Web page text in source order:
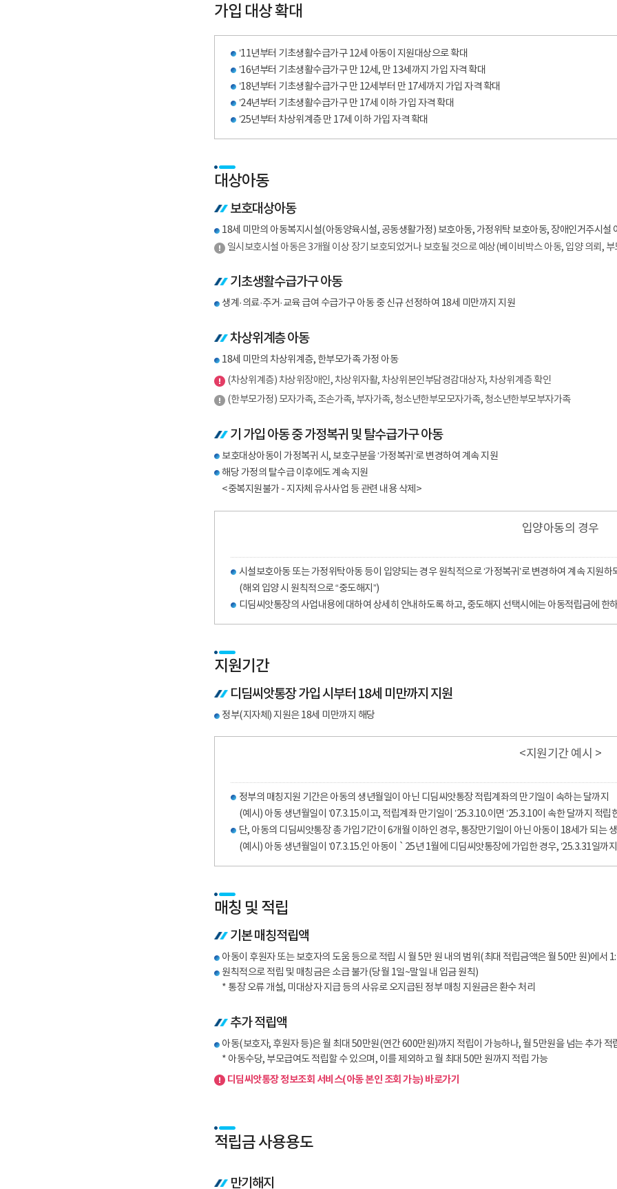
가입 대상 확대
’11년부터 기초생활수급가구 12세 아동이 지원대상으로 확대
’16년부터 기초생활수급가구 만 12세, 만 13세까지 가입 자격 확대
’18년부터 기초생활수급가구 만 12세부터 만 17세까지 가입 자격 확대
’24년부터 기초생활수급가구 만 17세 이하 가입 자격 확대
’25년부터 차상위계층 만 17세 이하 가입 자격 확대
대상아동
보호대상아동
18세 미만의 아동복지시설(아동양육시설, 공동생활가정) 보호아동, 가정위탁 보호아동, 장애인거주시설
일시보호시설 아동은 3개월 이상 장기 보호되었거나 보호될 것으로 예상(베이비박스 아동, 입양 의뢰,
기초생활수급가구 아동
생계·의료·주거·교육 급여 수급가구 아동 중 신규 선정하여 18세 미만까지 지원
차상위계층 아동
18세 미만의 차상위계층, 한부모가족 가정 아동
(차상위계층) 차상위장애인, 차상위자활, 차상위본인부담경감대상자, 차상위계층 확인
(한부모가정) 모자가족, 조손가족, 부자가족, 청소년한부모모자가족, 청소년한부모부자가족
기 가입 아동 중 가정복귀 및 탈수급가구 아동
보호대상아동이 가정복귀 시, 보호구분을 ʻ가정복귀ʼ로 변경하여 계속 지원
해당 가정의 탈수급 이후에도 계속 지원
<중복지원불가 - 지자체 유사사업 등 관련 내용 삭제>
입양아동의 경우
시설보호아동 또는 가정위탁아동 등이 입양되는 경우 원칙적으로 ‘가정복귀’로 변경하여 계속 지원하
(해외 입양 시 원칙적으로 “중도해지”)
디딤씨앗통장의 사업내용에 대하여 상세히 안내하도록 하고, 중도해지 선택시에는 아동적립금에 한
지원기간
디딤씨앗통장 가입 시부터 18세 미만까지 지원
정부(지자체) 지원은 18세 미만까지 해당
<지원기간 예시 >
정부의 매칭지원 기간은 아동의 생년월일이 아닌 디딤씨앗통장 적립계좌의 만기일이 속하는 달까지
(예시) 아동 생년월일이 ’07.3.15.이고, 적립계좌 만기일이 ’25.3.10.이면 ’25.3.10이 속한 달까지 적
단, 아동의 디딤씨앗통장 총 가입기간이 6개월 이하인 경우, 통장만기일이 아닌 아동이 18세가 되는
(예시) 아동 생년월일이 ’07.3.15.인 아동이 `25년 1월에 디딤씨앗통장에 가입한 경우, ’25.3.31일까
매칭 및 적립
기본 매칭적립액
아동이 후원자 또는 보호자의 도움 등으로 적립 시 월 5만 원 내의 범위(최대 적립금액은 월 50만 원)에서
원칙적으로 적립 및 매칭금은 소급 불가(당월 1일~말일 내 입금 원칙)
* 통장 오류 개설, 미대상자 지급 등의 사유로 오지급된 정부 매칭 지원금은 환수 처리
추가 적립액
아동(보호자, 후원자 등)은 월 최대 50만원(연간 600만원)까지 적립이 가능하나, 월 5만원을 넘는 추가
* 아동수당, 부모급여도 적립할 수 있으며, 이를 제외하고 월 최대 50만 원까지 적립 가능
디딤씨앗통장 정보조회 서비스(아동 본인 조회 가능) 바로가기
적립금 사용용도
만기해지